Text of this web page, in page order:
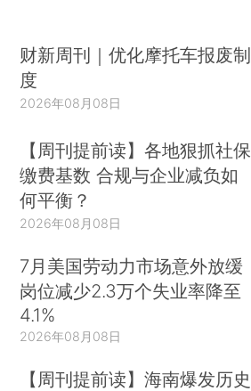
财新周刊｜优化摩托车报废制
度
2026年08月08日
【周刊提前读】各地狠抓社保
缴费基数 合规与企业减负如
何平衡？
2026年08月08日
7月美国劳动力市场意外放缓
岗位减少2.3万个失业率降至
4.1%
2026年08月08日
【周刊提前读】海南爆发历史